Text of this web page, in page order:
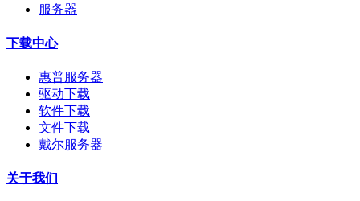
服务器
下载中心
惠普服务器
驱动下载
软件下载
文件下载
戴尔服务器
关于我们